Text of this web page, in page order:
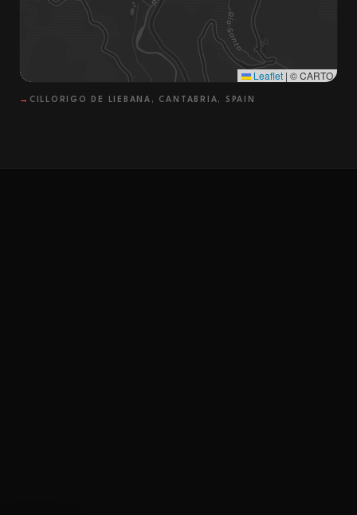
Leaflet | © CARTO
→ CILLORIGO DE LIEBANA, CANTABRIA, SPAIN